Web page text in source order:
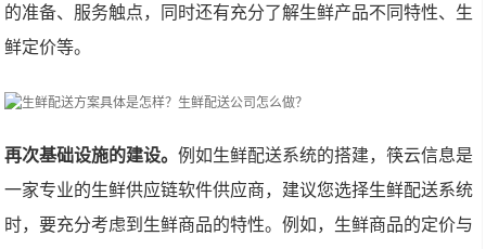
的准备、服务触点，同时还有充分了解生鲜产品不同特性、生
鲜定价等。
再次基础设施的建设。例如生鲜配送系统的搭建，筷云信息是
一家专业的生鲜供应链软件供应商，建议您选择生鲜配送系统
时，要充分考虑到生鲜商品的特性。例如，生鲜商品的定价与